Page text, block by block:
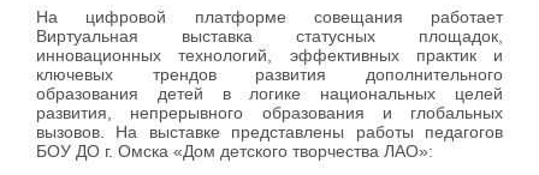
На цифровой платформе совещания работает
Виртуальная выставка статусных площадок,
инновационных технологий, эффективных практик и
ключевых трендов развития дополнительного
образования детей в логике национальных целей
развития, непрерывного образования и глобальных
вызовов. На выставке представлены работы педагогов
БОУ ДО г. Омска «Дом детского творчества ЛАО»: